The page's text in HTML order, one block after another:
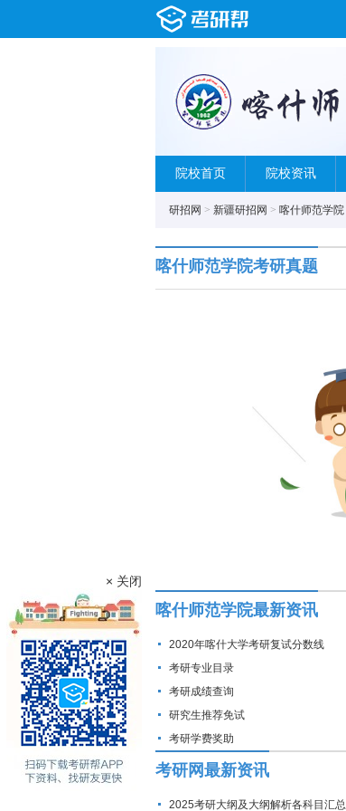
院校首页 院校资讯
研招网 > 新疆研招网 > 喀什师范学院
喀什师范学院考研真题
喀什师范学院最新资讯
2020年喀什大学考研复试分数线
考研专业目录
考研成绩查询
研究生推荐免试
考研学费奖助
考研网最新资讯
2025考研大纲及大纲解析各科目汇总
× 关闭